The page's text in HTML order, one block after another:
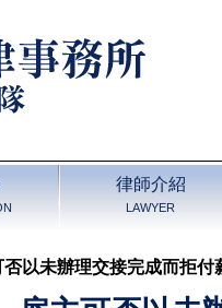
律師介紹
LAWYER
否以未辦理交接完成而拒付